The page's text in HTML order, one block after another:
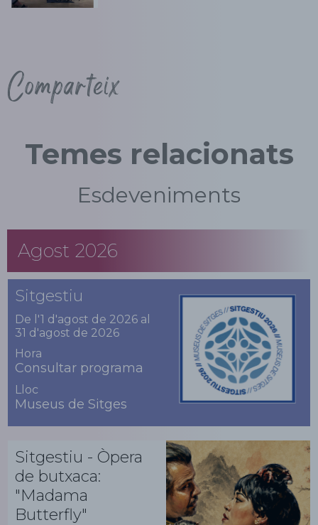
Comparteix
Temes relacionats
Esdeveniments
Agost 2026
Sitgestiu
De l'1 d'agost de 2026 al
31 d'agost de 2026
Hora
Consultar programa
Lloc
Museus de Sitges
Sitgestiu - Òpera
de butxaca:
"Madama
Butterfly"